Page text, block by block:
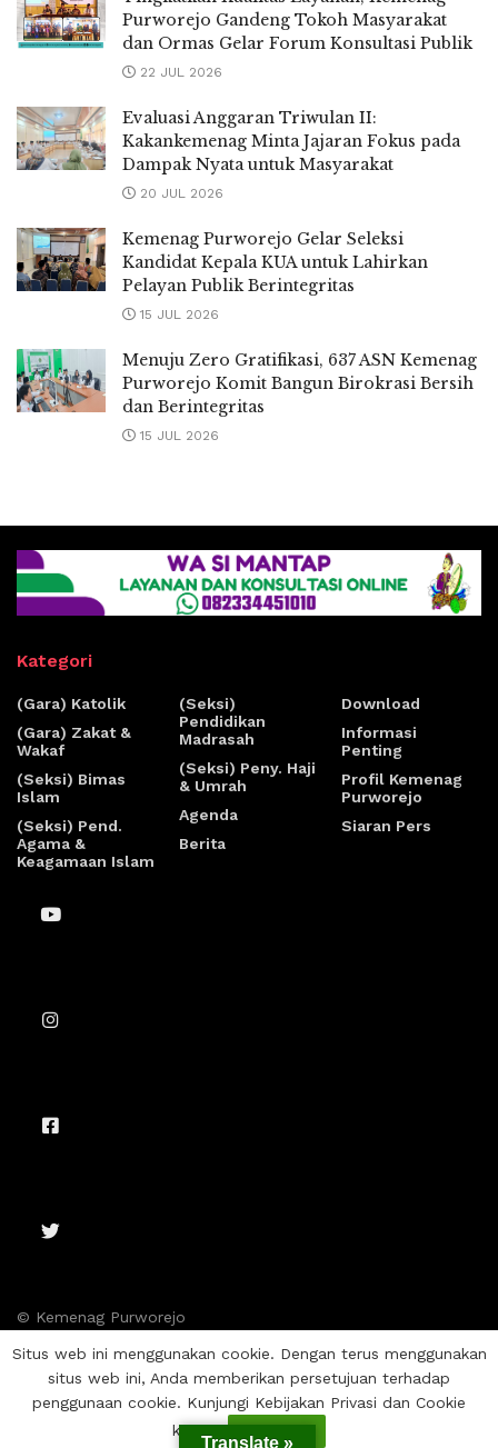
Purworejo Gandeng Tokoh Masyarakat
dan Ormas Gelar Forum Konsultasi Publik
22 JUL 2026
Evaluasi Anggaran Triwulan II:
Kakankemenag Minta Jajaran Fokus pada
Dampak Nyata untuk Masyarakat
20 JUL 2026
Kemenag Purworejo Gelar Seleksi
Kandidat Kepala KUA untuk Lahirkan
Pelayan Publik Berintegritas
15 JUL 2026
Menuju Zero Gratifikasi, 637 ASN Kemenag
Purworejo Komit Bangun Birokrasi Bersih
dan Berintegritas
15 JUL 2026
Kategori
(Gara) Katolik
(Gara) Zakat &
Wakaf
(Seksi) Bimas
Islam
(Seksi) Pend.
Agama &
Keagamaan Islam
(Seksi)
Pendidikan
Madrasah
(Seksi) Peny. Haji
& Umrah
Agenda
Berita
Download
Informasi
Penting
Profil Kemenag
Purworejo
Siaran Pers
© Kemenag Purworejo
Translate »
Situs web ini menggunakan cookie. Dengan terus menggunakan
situs web ini, Anda memberikan persetujuan terhadap
penggunaan cookie. Kunjungi Kebijakan Privasi dan Cookie
kami.
Setuju